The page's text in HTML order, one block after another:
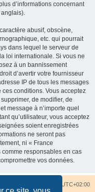
d’informations concernant
abusif, obscène,
etc. qui pourrait
dans lequel le serveur de
loi internationale. Si vous ne
à un bannissement
d’avertir votre fournisseur
IP de tous les messages
conditions. Vous acceptez
de modifier, de
message à n’importe quel
qu’utilisateur, vous acceptez
soient enregistrées
ne seront pas
ni « France
responsables en cas
vos données.
UTC+02:00